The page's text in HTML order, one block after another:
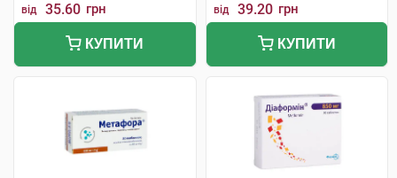
від 35.60 грн
КУПИТИ
від 39.20 грн
КУПИТИ